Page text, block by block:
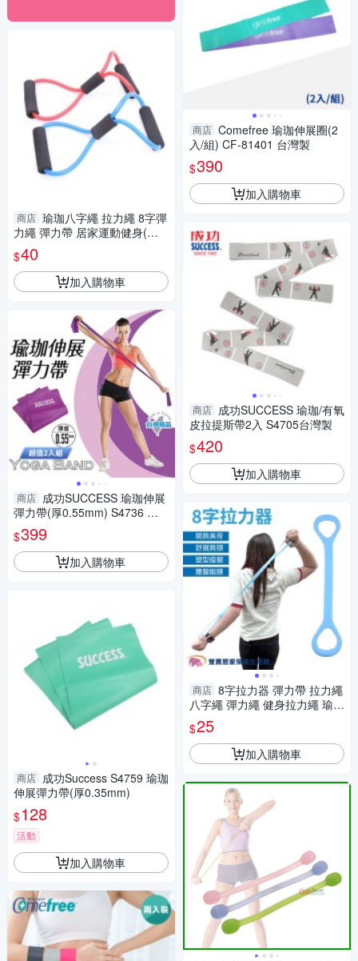
商店 瑜珈八字繩 拉力繩 8字彈
力繩 彈力帶 居家運動健身(單
入)
$40
加入購物車
商店 成功SUCCESS 瑜珈伸展
彈力帶(厚0.55mm) S4736 台
灣製 超值2入組
$399
加入購物車
商店 成功Success S4759 瑜珈
伸展彈力帶(厚0.35mm)
$128
活動
加入購物車
商店 Comefree 瑜珈伸展圈(2
入/組) CF-81401 台灣製
$390
加入購物車
商店 成功SUCCESS 瑜珈/有氧
皮拉提斯帶2入 S4705台灣製
$420
加入購物車
商店 8字拉力器 彈力帶 拉力繩
八字繩 彈力繩 健身拉力繩 瑜伽
拉力繩 瑜珈帶
$25
加入購物車